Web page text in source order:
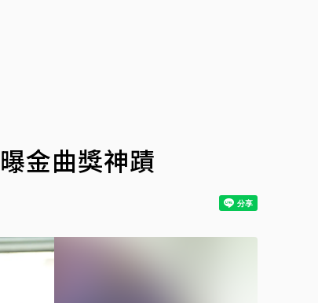
金曲獎神蹟